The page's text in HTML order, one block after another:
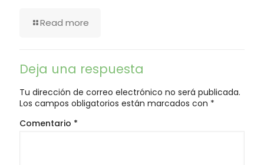
Read more
Deja una respuesta
Tu dirección de correo electrónico no será publicada.
Los campos obligatorios están marcados con *
Comentario *